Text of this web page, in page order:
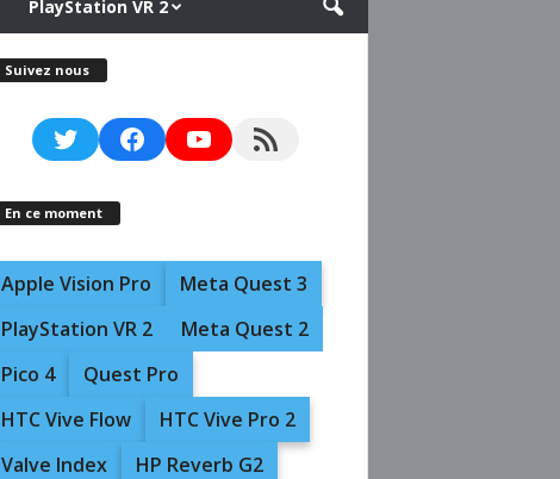
PlayStation VR 2
Suivez nous
TwitterFacebookYouTubeRSS Feed
En ce moment
Apple Vision Pro
Meta Quest 3
PlayStation VR 2
Meta Quest 2
Pico 4
Quest Pro
HTC Vive Flow
HTC Vive Pro 2
Valve Index
HP Reverb G2